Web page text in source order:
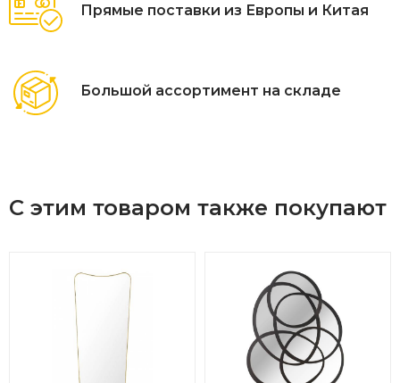
Для холла
Над камином
Тип навески: Вертикальное
Прямые поставки из Европы и Китая
Большой ассортимент на складе
С этим товаром также покупают